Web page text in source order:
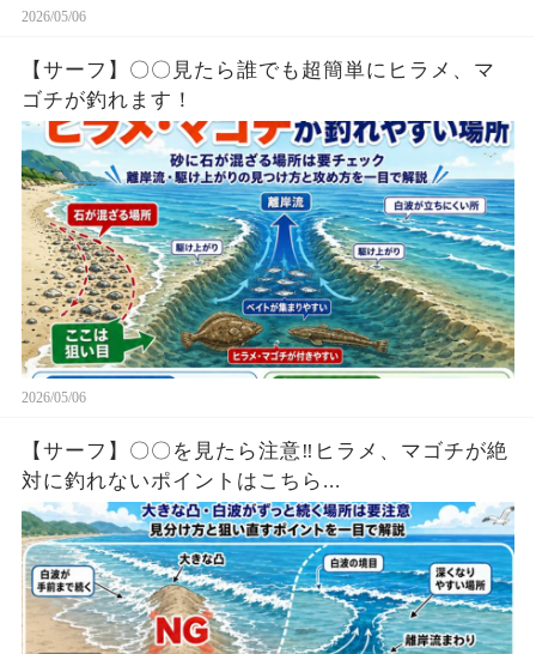
2026/05/06
【サーフ】〇〇見たら誰でも超簡単にヒラメ、マ
ゴチが釣れます！
2026/05/06
【サーフ】〇〇を見たら注意‼︎ヒラメ、マゴチが絶
対に釣れないポイントはこちら...